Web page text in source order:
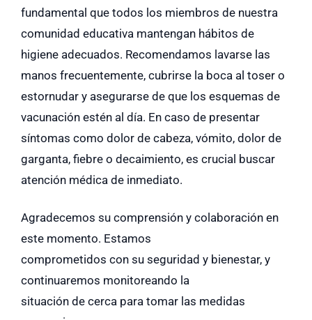
fundamental que todos los miembros de nuestra
comunidad educativa mantengan hábitos de
higiene adecuados. Recomendamos lavarse las
manos frecuentemente, cubrirse la boca al toser o
estornudar y asegurarse de que los esquemas de
vacunación estén al día. En caso de presentar
síntomas como dolor de cabeza, vómito, dolor de
garganta, fiebre o decaimiento, es crucial buscar
atención médica de inmediato.
Agradecemos su comprensión y colaboración en
este momento. Estamos
comprometidos con su seguridad y bienestar, y
continuaremos monitoreando la
situación de cerca para tomar las medidas